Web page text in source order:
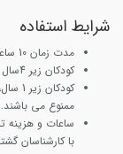
شرایط استفاده
مدت زمان 10 ساعت
کودکان زیر 4سال رایگان می باشند.
ممنوع می باشند.
ساعات و هزینه
با کارشناسان